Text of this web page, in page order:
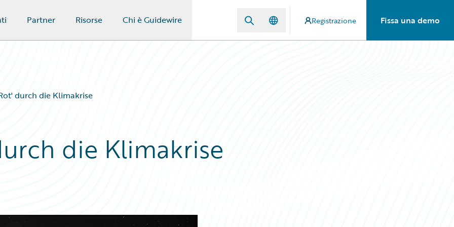
Partner Risorse Chi è Guidewire Registrazione Fissa una demo
durch die Klimakrise
die Klimakrise